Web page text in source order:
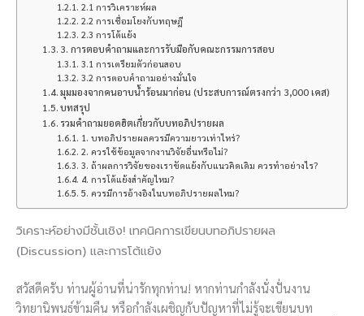
2.1 การวิเคราะห์ผล
2.2 การเชื่อมโยงกับทฤษฎี
2.3 การโต้แย้ง
3. การตอบคำถามและการรับมือกับคณะกรรมการสอบ
3.1 การเตรียมตัวก่อนสอบ
3.2 การตอบคำถามอย่างมั่นใจ
มุมมองจากคนอาบน้ำร้อนมาก่อน (ประสบการณ์ตรงกว่า 3,000 เคส)
บทสรุป
รวมคำถามยอดฮิตเกี่ยวกับบทอภิปรายผล
1. บทอภิปรายผลควรมีความยาวเท่าไหร่?
2. ควรใช้ข้อมูลจากงานวิจัยอื่นหรือไม่?
3. ถ้าผลการวิจัยของเราขัดแย้งกับแนวคิดเดิม ควรทำอย่างไร?
4. การโต้แย้งสำคัญไหม?
5. ควรมีการอ้างอิงในบทอภิปรายผลไหม?
วิเคราะห์อย่างมีชั้นเชิง! เทคนิคการเขียนบทอภิปรายผล
(Discussion) และการโต้แย้ง
สวัสดีครับ ท่านผู้อ่านที่น่ารักทุกท่าน! หากท่านกำลังนั่งปั่นงาน
วิทยานิพนธ์ข้ามคืน หรือกำลังเผชิญกับปัญหาที่ไม่รู้จะเขียนบท